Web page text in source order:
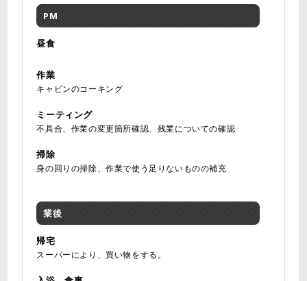
PM
昼食
作業
キャビンのコーキング
ミーティング
不具合、作業の変更箇所確認、残業についての確認
掃除
身の回りの掃除、作業で使う足りないものの補充
業後
帰宅
スーパーにより、買い物をする。